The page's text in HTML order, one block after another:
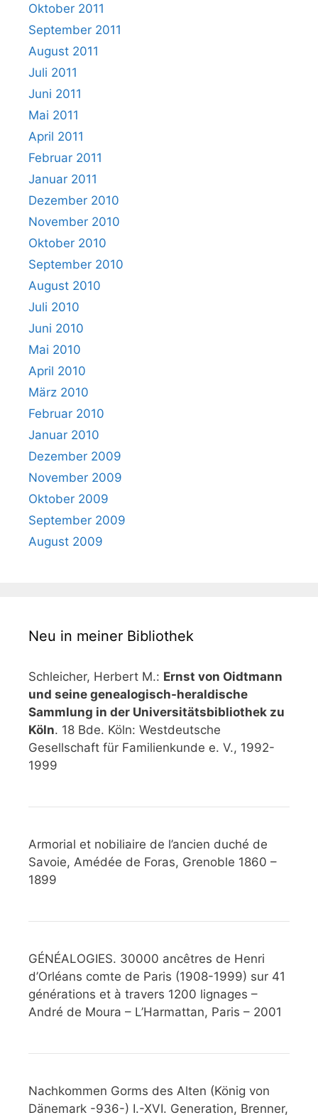
Oktober 2011
September 2011
August 2011
Juli 2011
Juni 2011
Mai 2011
April 2011
Februar 2011
Januar 2011
Dezember 2010
November 2010
Oktober 2010
September 2010
August 2010
Juli 2010
Juni 2010
Mai 2010
April 2010
März 2010
Februar 2010
Januar 2010
Dezember 2009
November 2009
Oktober 2009
September 2009
August 2009
Neu in meiner Bibliothek
Schleicher, Herbert M.: Ernst von Oidtmann
und seine genealogisch-heraldische
Sammlung in der Universitätsbibliothek zu
Köln. 18 Bde. Köln: Westdeutsche
Gesellschaft für Familienkunde e. V., 1992-
1999
Armorial et nobiliaire de l’ancien duché de
Savoie, Amédée de Foras, Grenoble 1860 –
1899
GÉNÉALOGIES. 30000 ancêtres de Henri
d’Orléans comte de Paris (1908-1999) sur 41
générations et à travers 1200 lignages –
André de Moura – L’Harmattan, Paris – 2001
Nachkommen Gorms des Alten (König von
Dänemark -936-) I.-XVI. Generation, Brenner,